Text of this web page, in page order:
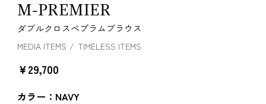
M-PREMIER
ダブルクロスペプラムブラウス
MEDIA ITEMS TIMELESS ITEMS
￥29,700
カラー：NAVY